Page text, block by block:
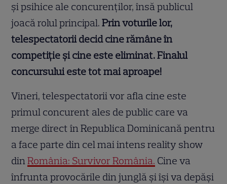
și psihice ale concurenților, însă publicul
joacă rolul principal.Prin voturile lor,
telespectatorii decid cine rămâne în
competiție și cine este eliminat. Finalul
concursului este tot mai aproape!
Vineri, telespectatorii vor afla cine este
primul concurent ales de public care va
merge direct în Republica Dominicană pentru
a face parte din cel mai intens reality show
dinRomânia: Survivor România. Cine va
înfrunta provocările din junglă și își va depăși